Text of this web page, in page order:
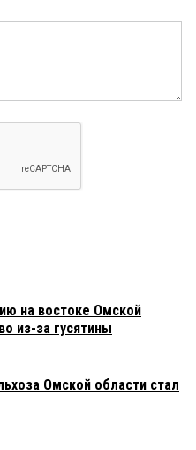
на востоке Омской
из-за гусятины
Омской области стал